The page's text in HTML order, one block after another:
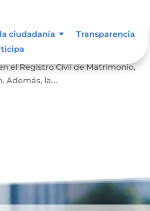
ciudadanía
Transparencia
Sirve para que la
el Registro Civil de Matrimonio,
Además, la...